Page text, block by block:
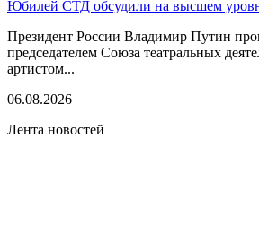
Юбилей СТД обсудили на высшем
Президент России Владимир Путин
председателем Союза театральных
артистом...
06.08.2026
Лента новостей